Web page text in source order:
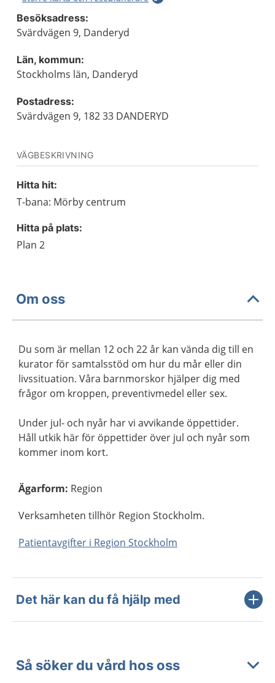
Besöksadress:
Svärdvägen 9, Danderyd
Län, kommun:
Stockholms län, Danderyd
Postadress:
Svärdvägen 9, 182 33 DANDERYD
VÄGBESKRIVNING
Hitta hit:
T-bana: Mörby centrum
Hitta på plats:
Plan 2
Om oss
Du som är mellan 12 och 22 år kan vända dig till en
kurator för samtalsstöd om hur du mår eller din
livssituation. Våra barnmorskor hjälper dig med
frågor om kroppen, preventivmedel eller sex.
Under jul- och nyår har vi avvikande öppettider.
Håll utkik här för öppettider över jul och nyår som
kommer inom kort.
Ägarform: Region
Verksamheten tillhör Region Stockholm.
Patientavgifter i Region Stockholm
Det här kan du få hjälp med
Så söker du vård hos oss